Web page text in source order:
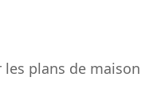
plans de maison